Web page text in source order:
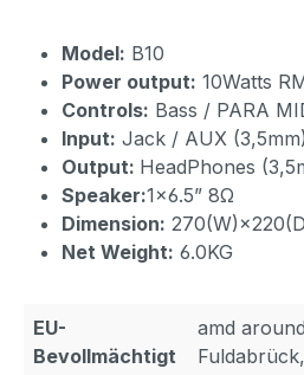
Model: B10
Power output: 10Watts
Controls: Bass / PARA
Input: Jack / AUX (3,5mm)
Output: HeadPhones
Speaker:1×6.5” 8Ω
Dimension:
Net Weight: 6.0KG
EU-
Bevollmächtigt
amd